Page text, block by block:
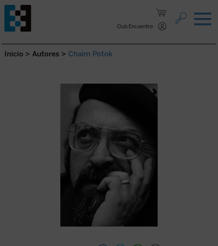
Club Encuentro
Saltar al contenido.
Inicio > Autores > Chaim Potok